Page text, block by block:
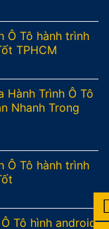
Ô Tô hành trình
TPHCM
Hành Trình Ô Tô
Nhanh Trong
Ô Tô hành trình
Tô hình android